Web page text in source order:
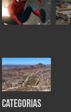
Categorias